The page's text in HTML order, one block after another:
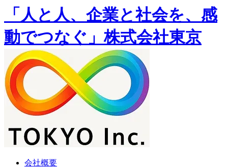
「人と人、企業と社会を、感
動でつなぐ」株式会社東京
会社概要